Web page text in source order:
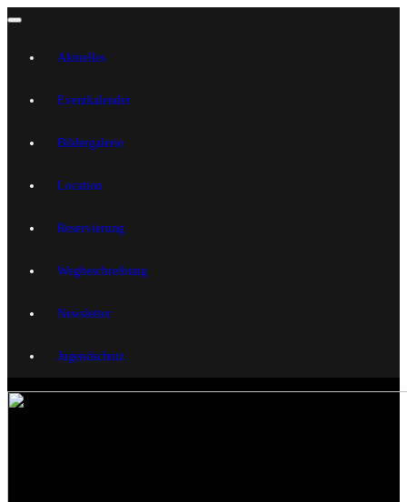
Aktuelles
Eventkalender
Bildergalerie
Location
Reservierung
Wegbeschreibung
Newsletter
Jugendschutz